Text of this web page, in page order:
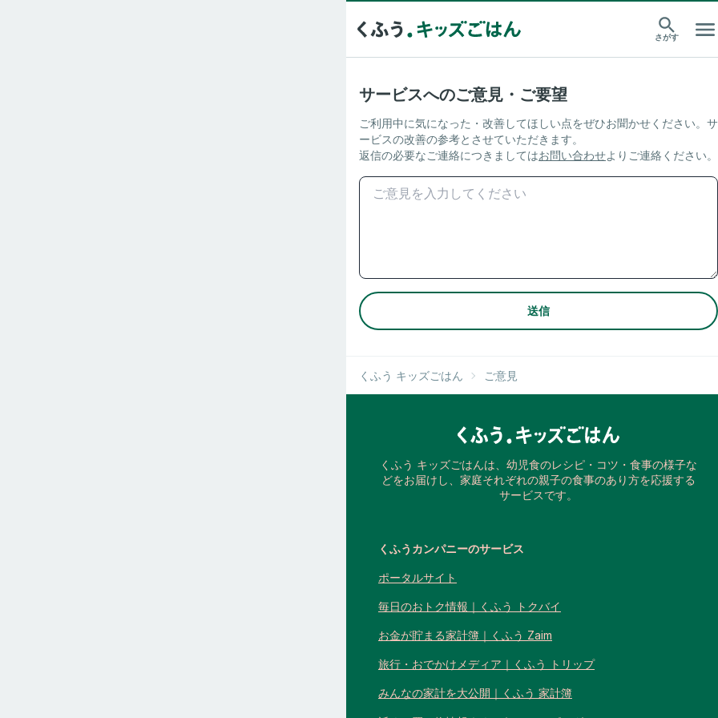
さがす
サービスへのご意見・ご要望
ご利用中に気になった・改善してほしい点をぜひお聞かせください。サ
ービスの改善の参考とさせていただきます。
返信の必要なご連絡につきましてはお問い合わせよりご連絡ください。
送信
くふう キッズごはん ご意見
くふう キッズごはんは、幼児食のレシピ・コツ・食事の様子な
どをお届けし、家庭それぞれの親子の食事のあり方を応援する
サービスです。
くふうカンパニーのサービス
ポータルサイト
毎日のおトク情報｜くふう トクバイ
お金が貯まる家計簿｜くふう Zaim
旅行・おでかけメディア｜くふう トリップ
みんなの家計を大公開｜くふう 家計簿